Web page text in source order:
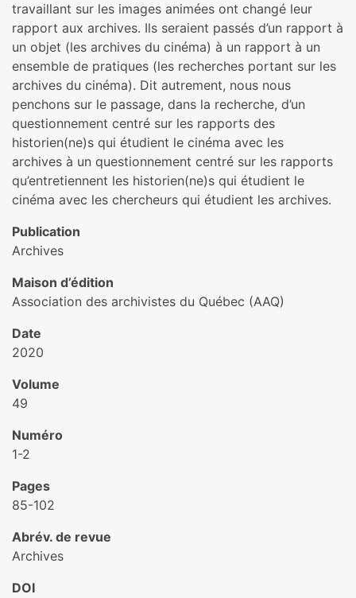
travaillant sur les images animées ont changé leur
rapport aux archives. Ils seraient passés d’un rapport à
un objet (les archives du cinéma) à un rapport à un
ensemble de pratiques (les recherches portant sur les
archives du cinéma). Dit autrement, nous nous
penchons sur le passage, dans la recherche, d’un
questionnement centré sur les rapports des
historien(ne)s qui étudient le cinéma avec les
archives à un questionnement centré sur les rapports
qu’entretiennent les historien(ne)s qui étudient le
cinéma avec les chercheurs qui étudient les archives.
Publication
Archives
Maison d’édition
Association des archivistes du Québec (AAQ)
Date
2020
Volume
49
Numéro
1-2
Pages
85-102
Abrév. de revue
Archives
DOI